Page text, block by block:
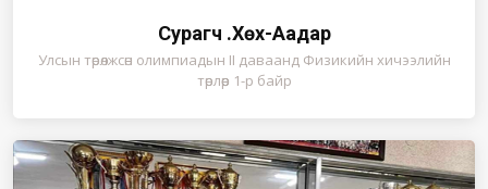
Сурагч Ө.Хөх-Аадар
Улсын төрөлжсөн олимпиадын II даваанд Физикийн хичээлийн
төрлөөр 1-р байр